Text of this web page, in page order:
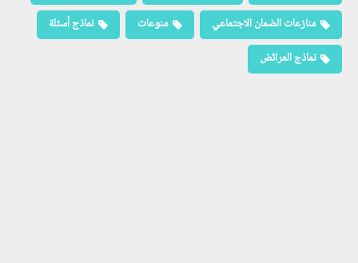
منازعات الضمان الاجتماعي
منوعات
نماذج أسئلة
نماذج العرائض